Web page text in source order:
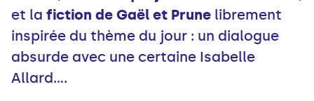
et la fiction de Gaël et Prune librement
inspirée du thème du jour : un dialogue
absurde avec une certaine Isabelle
Allard....